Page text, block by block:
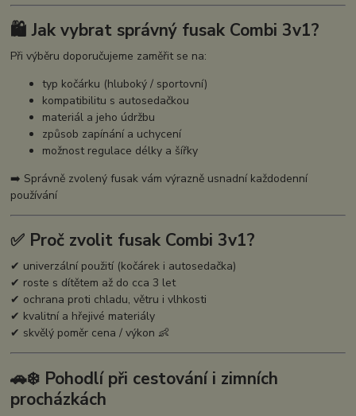
🛍️ Jak vybrat správný fusak Combi 3v1?
Při výběru doporučujeme zaměřit se na:
typ kočárku (hluboký / sportovní)
kompatibilitu s autosedačkou
materiál a jeho údržbu
způsob zapínání a uchycení
možnost regulace délky a šířky
➡️ Správně zvolený fusak vám výrazně usnadní každodenní
používání
✅ Proč zvolit fusak Combi 3v1?
✔ univerzální použití (kočárek i autosedačka)
✔ roste s dítětem až do cca 3 let
✔ ochrana proti chladu, větru i vlhkosti
✔ kvalitní a hřejivé materiály
✔ skvělý poměr cena / výkon 👶
🚗❄️ Pohodlí při cestování i zimních
procházkách